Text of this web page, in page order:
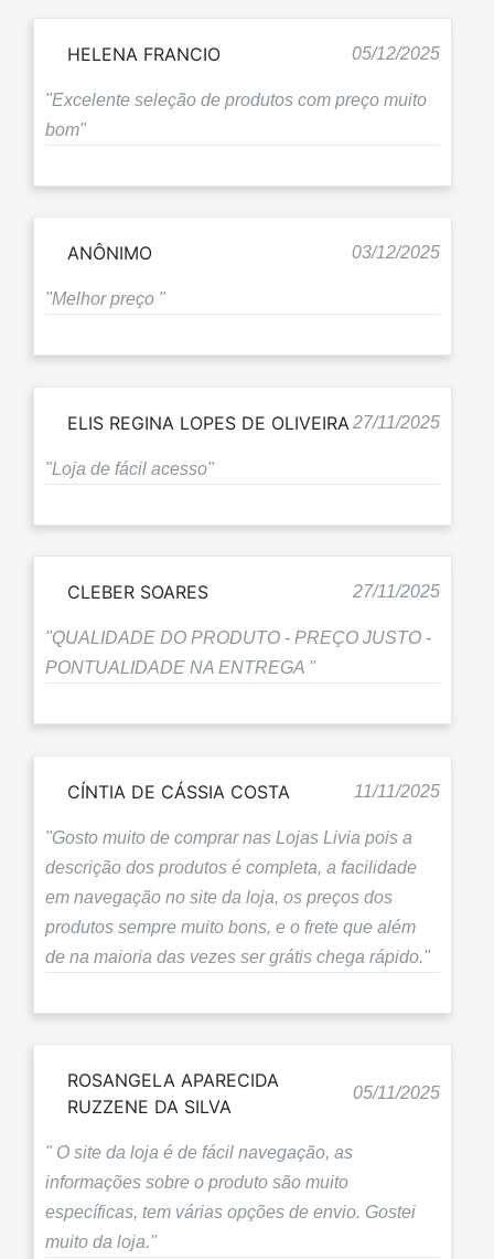
HELENA FRANCIO 05/12/2025
"Excelente seleção de produtos com preço muito
bom"
ANÔNIMO 03/12/2025
"Melhor preço "
ELIS REGINA LOPES DE OLIVEIRA 27/11/2025
"Loja de fácil acesso"
CLEBER SOARES 27/11/2025
"QUALIDADE DO PRODUTO - PREÇO JUSTO -
PONTUALIDADE NA ENTREGA "
CÍNTIA DE CÁSSIA COSTA 11/11/2025
"Gosto muito de comprar nas Lojas Livia pois a
descrição dos produtos é completa, a facilidade
em navegação no site da loja, os preços dos
produtos sempre muito bons, e o frete que além
de na maioria das vezes ser grátis chega rápido."
ROSANGELA APARECIDA
RUZZENE DA SILVA
05/11/2025
" O site da loja é de fácil navegação, as
informações sobre o produto são muito
específicas, tem várias opções de envio. Gostei
muito da loja."